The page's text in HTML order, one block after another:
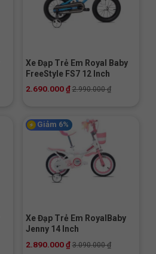
Xe Đạp Trẻ Em Royal Baby
FreeStyle FS7 12 Inch
2.690.000₫ 2.990.000₫
Giảm 6%
Xe Đạp Trẻ Em RoyalBaby
Jenny 14 Inch
2.890.000₫ 3.090.000₫